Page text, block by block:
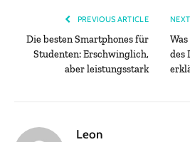
PREVIOUS ARTICLE
Die besten Smartphones für
Studenten: Erschwinglich,
aber leistungsstark
des
Leon